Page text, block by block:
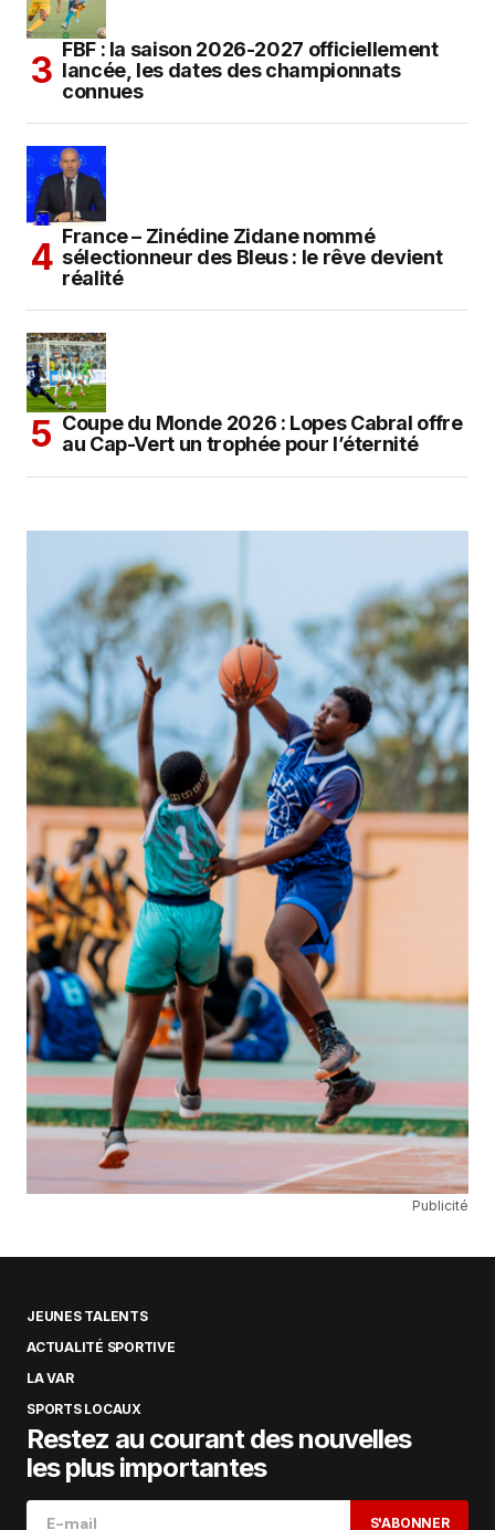
FBF : la saison 2026-2027 officiellement
lancée, les dates des championnats
connues
France – Zinédine Zidane nommé
sélectionneur des Bleus : le rêve devient
réalité
Coupe du Monde 2026 : Lopes Cabral offre
au Cap-Vert un trophée pour l’éternité
Publicité
JEUNES TALENTS
ACTUALITÉ SPORTIVE
LA VAR
SPORTS LOCAUX
Restez au courant des nouvelles
les plus importantes
S'ABONNER